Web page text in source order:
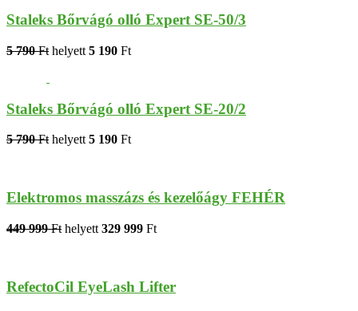
Staleks Bőrvágó olló Expert SE-50/3
5 790 Ft helyett 5 190 Ft
Staleks Bőrvágó olló Expert SE-20/2
5 790 Fthelyett5 190 Ft
Elektromos masszázs és kezelőágy FEHÉR
449 999 Ft helyett 329 999 Ft
RefectoCil EyeLash Lifter